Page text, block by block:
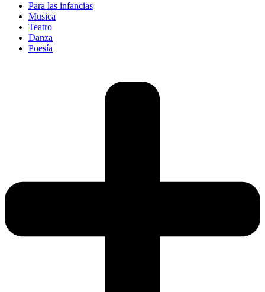
Para las infancias
Musica
Teatro
Danza
Poesía